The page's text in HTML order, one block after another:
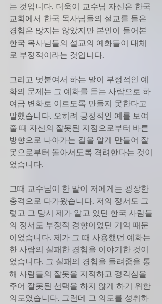
는 것입니다. 더욱이 교수님 자신은 한국
교회에서 한국 목사님들의 설교를 들은
경험은 많지는 않았지만 본인이 들어본
한국 목사님들의 설교의 예화들이 대체
로 부정적이라는 것입니다.
그리고 덧붙여서 하는 말이 부정적인 예
화의 문제는 그 예화를 듣는 사람으로 하
여금 변화로 이르도록 만들지 못한다고
말했습니다. 오히려 긍정적인 예를 보여
줄 때 자신의 잘못된 지점으로부터 바른
방향으로 나아가는 길을 알게 만들어 잘
못으로부터 돌아서도록 격려한다는 것이
었습니다.
그때 교수님이 한 말이 저에게는 굉장한
충격으로 다가왔습니다. 저의 정서도 그
렇고 그 당시 제가 알고 있던 한국 사람들
의 정서도 부정적 경향이었던 기억 때문
이었습니다. 제가 그 때 사용했던 예화는
한 사람의 실패한 경험을 이야기한 것이
었습니다. 그 실패의 경험을 들려줌을 통
해 사람들의 잘못을 지적하고 경각심을
주어 잘못된 선택을 하지 않게 하기 위한
의도였습니다. 그런데 그 의도를 성취하